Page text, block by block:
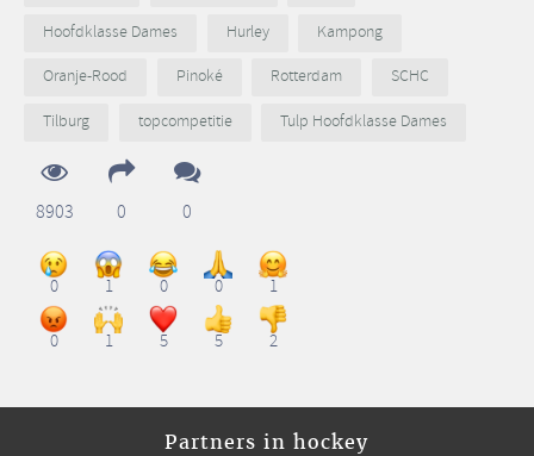
Hoofdklasse Dames
Hurley
Kampong
Oranje-Rood
Pinoké Rotterdam
SCHC
Tilburg
topcompetitie Tulp Hoofdklasse Dames
8903 0 0
0 1 0 0 1
0 1 5 5 2
Partners in hockey